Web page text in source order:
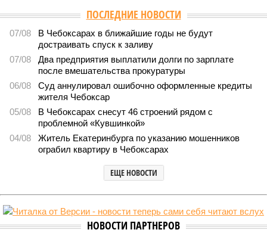
Версия //Общество //
В регионе учреждены удостоверения мастеров
В регионе учреждены удостоверения мастеров спорта по
борьбе керешу
Заткнуть за пояс
(фото: wikimedia commons/Ilsurikat)
В Чувашской Республике последовательно реализуются меры,
направленные на повышение статуса и институциональное
развитие национальной борьбы на поясах керешу.